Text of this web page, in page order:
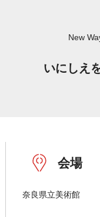
New
いにしえ
会場
奈良県立美術館